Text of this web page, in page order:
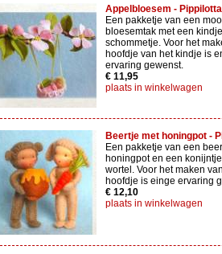
Appelbloesem -
Een pakketje van een
bloesemtak met een
schommetje. Voor het
hoofdje van het kindje is
ervaring gewenst.
€ 11,95
plaats in winkelwagen
Beertje met honingpot -
Een pakketje van een
honingpot en een
wortel. Voor het maken
hoofdje is einge ervaring
€ 12,10
plaats in winkelwagen